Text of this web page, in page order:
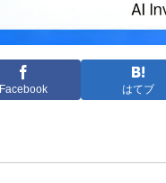
Facebook はてブ